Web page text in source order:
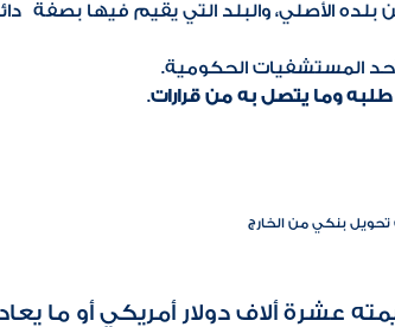
الأصلي، والبلد التي يقيم فيها بصفة
المستشفيات الحكومية.
وما يتصل به من قرارات.
تحويل بنكي من الخارج
عشرة ألاف دولار أمريكي أو ما